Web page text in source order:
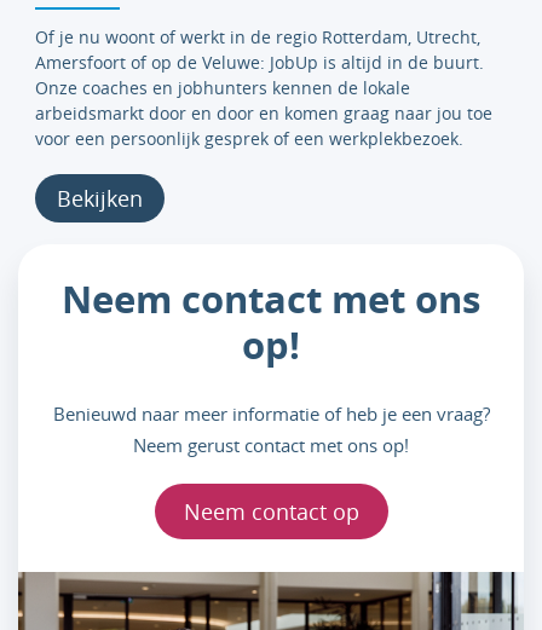
Of je nu woont of werkt in de regio Rotterdam, Utrecht,
Amersfoort of op de Veluwe: JobUp is altijd in de buurt.
Onze coaches en jobhunters kennen de lokale
arbeidsmarkt door en door en komen graag naar jou toe
voor een persoonlijk gesprek of een werkplekbezoek.
Bekijken
Neem contact met ons
op!
Benieuwd naar meer informatie of heb je een vraag?
Neem gerust contact met ons op!
Neem contact op